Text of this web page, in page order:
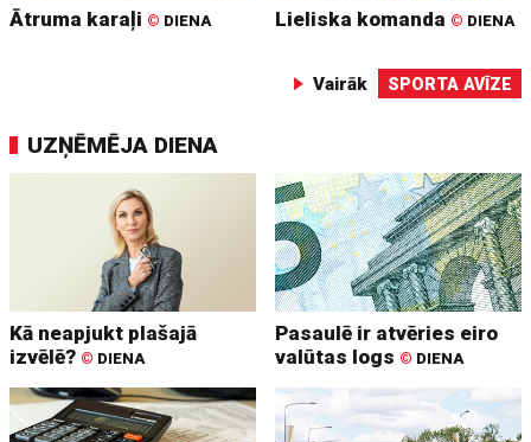
Ātruma karaļi © DIENA Lieliska komanda © DIENA
Vairāk SPORTA AVĪZE
UZŅĒMĒJA DIENA
Kā neapjukt plašajā
izvēlē? © DIENA
Pasaulē ir atvēries eiro
valūtas logs © DIENA